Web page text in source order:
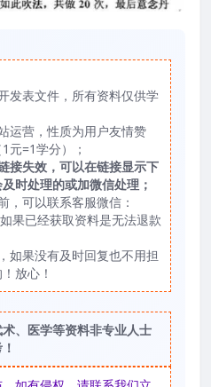
发表文件，所有资料仅供学
运营，性质为用户友情赞
元=1学分）；
接失效，可以在链接显示下
时处理的或加微信处理；
，可以联系客服微信：
果已经获取资料是无法退款
如果没有及时回复也不用担
放心！
、医学等资料非专业人士